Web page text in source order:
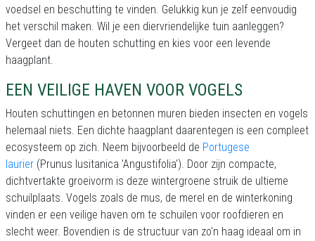
voedsel en beschutting te vinden. Gelukkig kun je zelf eenvoudig
het verschil maken. Wil je een diervriendelijke tuin aanleggen?
Vergeet dan de houten schutting en kies voor een levende
haagplant.
EEN VEILIGE HAVEN VOOR VOGELS
Houten schuttingen en betonnen muren bieden insecten en vogels
helemaal niets. Een dichte haagplant daarentegen is een compleet
ecosysteem op zich. Neem bijvoorbeeld de Portugese
laurier (Prunus lusitanica 'Angustifolia'). Door zijn compacte,
dichtvertakte groeivorm is deze wintergroene struik de ultieme
schuilplaats. Vogels zoals de mus, de merel en de winterkoning
vinden er een veilige haven om te schuilen voor roofdieren en
slecht weer. Bovendien is de structuur van zo'n haag ideaal om in